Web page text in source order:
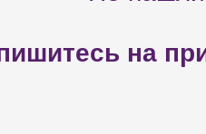
на